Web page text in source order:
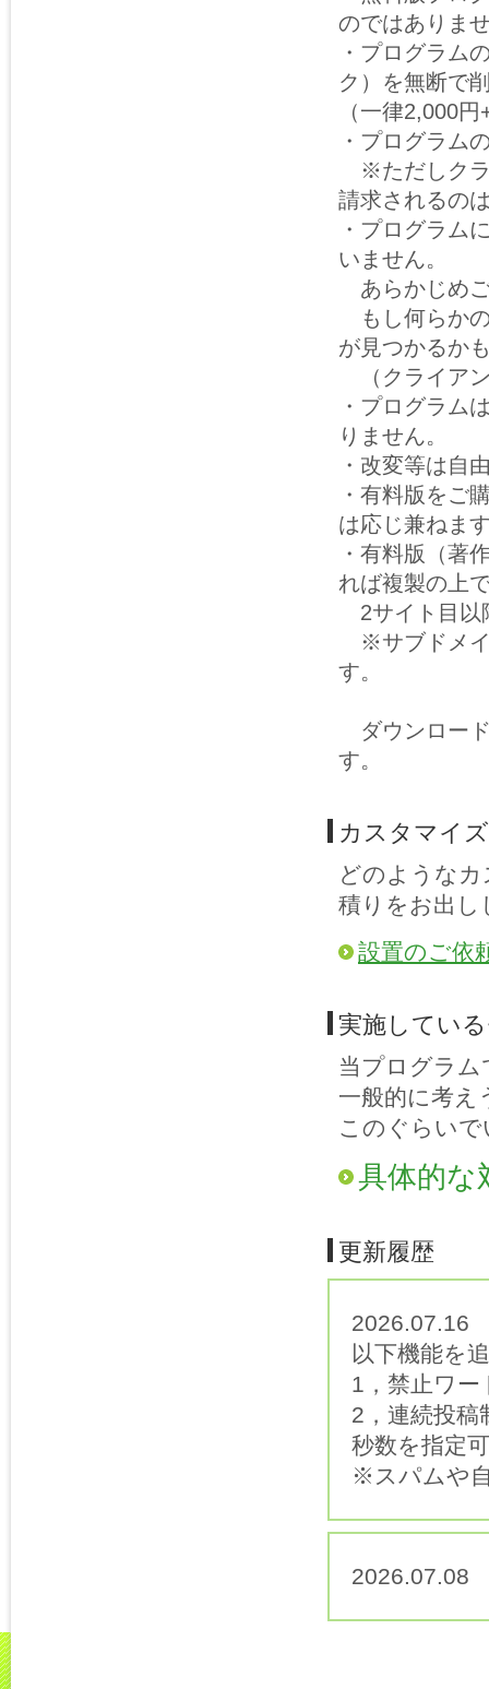
のではありま
・プログラム
ク）を無断で
（一律2,000
・プログラム
※ただしクラ
請求されるの
・プログラム
いません。
あらかじめ
もし何らか
が見つかるか
（クライア
・プログラム
りません。
・改変等は自
・有料版をご
は応じ兼ねま
・有料版（著
れば複製の上
2サイト目以
※サブドメイ
す。
ダウンロー
す。
カスタマイ
どのような
積りをお出し
設置のご依
実施してい
当プログラ
一般的に考え
このぐらい
具体的な
更新履歴
2026.07.16
以下機能を
1，禁止ワー
2，連続投
秒数を指定
※スパムや
2026.07.08